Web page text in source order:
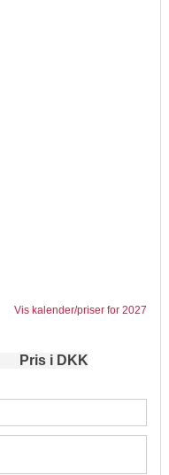
Vis kalender/priser for 2027
Pris i DKK